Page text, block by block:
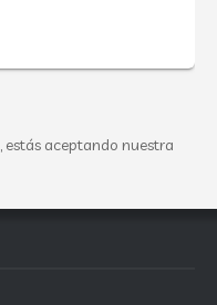
aceptando nuestra